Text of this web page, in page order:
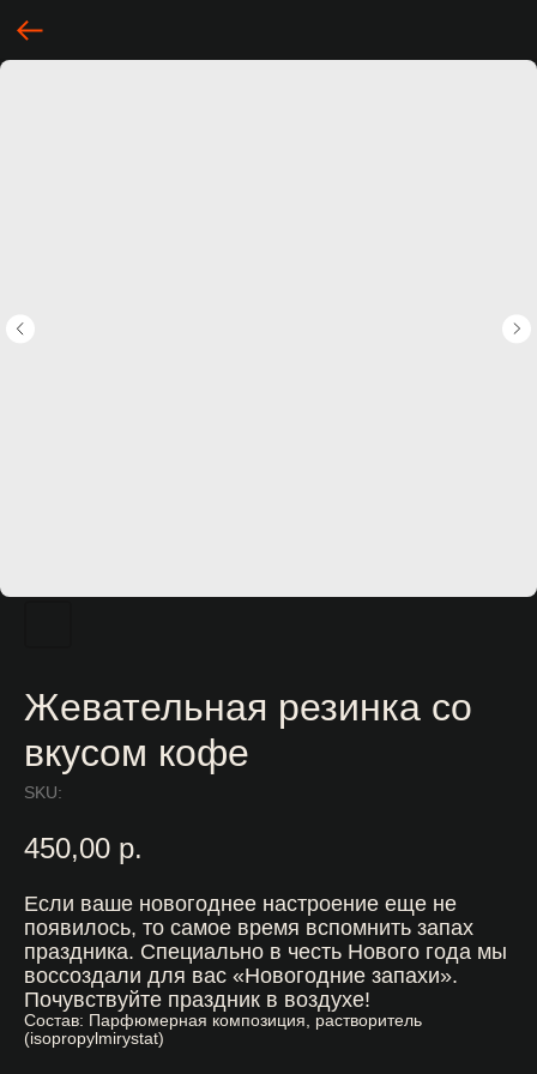
Жевательная резинка со
вкусом кофе
SKU:
450,00 р.
Если ваше новогоднее настроение еще не
появилось, то самое время вспомнить запах
праздника. Специально в честь Нового года мы
воссоздали для вас «Новогодние запахи».
Почувствуйте праздник в воздухе!
Состав: Парфюмерная композиция, растворитель
(isopropylmirystat)